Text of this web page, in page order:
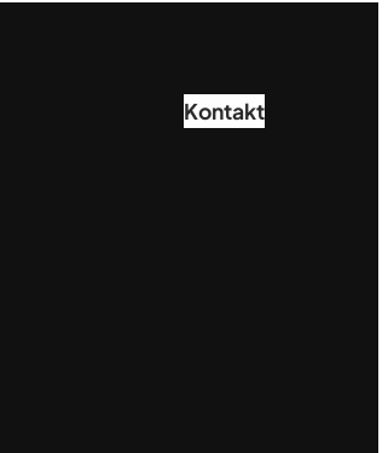
Kontakt